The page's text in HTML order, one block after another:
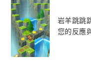
岩羊跳跳
您的反應